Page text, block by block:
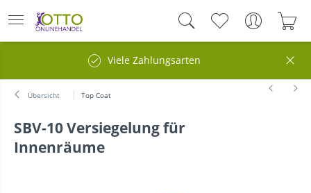
Viele Zahlungsarten
Übersicht Top Coat
SBV-10 Versiegelung für
Innenräume